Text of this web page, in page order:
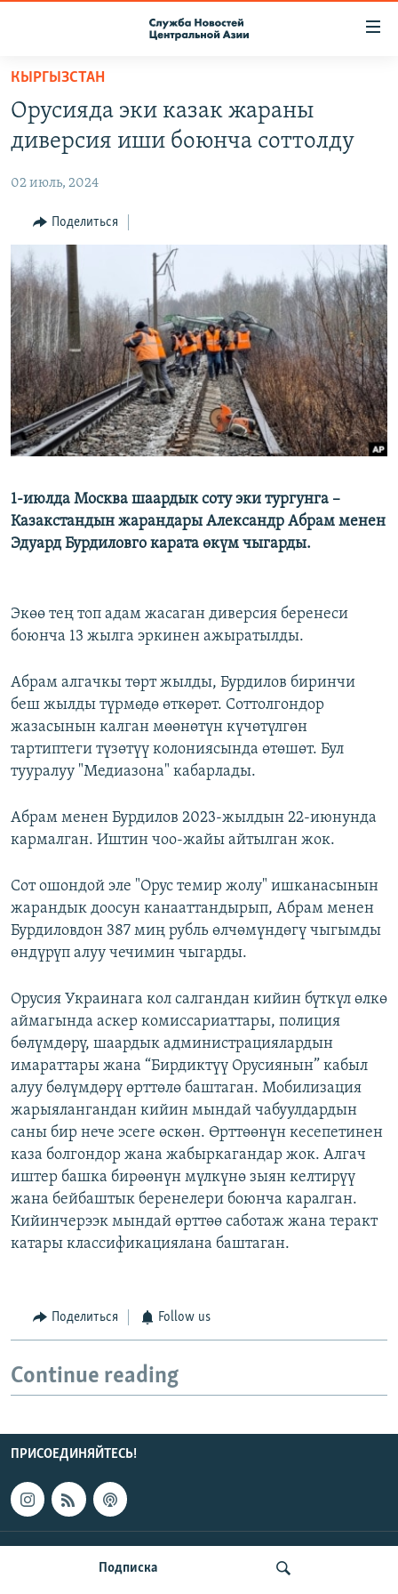
Вернуться
основному
содержанию
Вернутся
навигации
Вернутся
поиску
ПОДПИСКА
КОНТАКТЫ
RFE/RL ДИРЕКТ
НАСТОЯЩЕЕ ВРЕМЯ
МИГРАНТ МЕДИА
Подписка
КЫРГЫЗСТАН
Орусияда эки казак жараны
диверсия иши боюнча соттолду
02 июль, 2024
Поделиться
1-июлда Москва шаардык соту эки тургунга –
Казакстандын жарандары Александр Абрам менен
Эдуард Бурдиловго карата өкүм чыгарды.
Экөө тең топ адам жасаган диверсия беренеси
боюнча 13 жылга эркинен ажыратылды.
Абрам алгачкы төрт жылды, Бурдилов биринчи
беш жылды түрмөдө өткөрөт. Соттолгондор
жазасынын калган мөөнөтүн күчөтүлгөн
тартиптеги түзөтүү колониясында өтөшөт. Бул
тууралуу "Медиазона" кабарлады.
Абрам менен Бурдилов 2023-жылдын 22-июнунда
кармалган. Иштин чоо-жайы айтылган жок.
Сот ошондой эле "Орус темир жолу" ишканасынын
жарандык доосун канааттандырып, Абрам менен
Бурдиловдон 387 миң рубль өлчөмүндөгү чыгымды
өндүрүп алуу чечимин чыгарды.
Орусия Украинага кол салгандан кийин бүткүл өлкө
аймагында аскер комиссариаттары, полиция
бөлүмдөрү, шаардык администрациялардын
имараттары жана “Бирдиктүү Орусиянын” кабыл
алуу бөлүмдөрү өрттөлө баштаган. Мобилизация
жарыялангандан кийин мындай чабуулдардын
саны бир нече эсеге өскөн. Өрттөөнүн кесепетинен
каза болгондор жана жабыркагандар жок. Алгач
иштер башка бирөөнүн мүлкүнө зыян келтирүү
жана бейбаштык беренелери боюнча каралган.
Кийинчерээк мындай өрттөө саботаж жана теракт
катары классификациялана баштаган.
Поделиться Follow us
Continue reading
ПРИСОЕДИНЯЙТЕСЬ!